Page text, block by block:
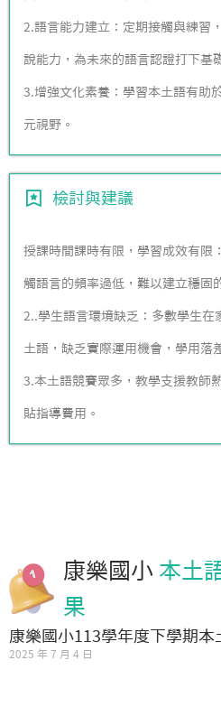
2.語言能力建立：定期接觸與練習
說能力，為未來的語言認證打下基
3.增強文化素養：學習本土語有助
元視野。
檢討與建議
授課時間課時有限，學習成效有限
觸語言的頻率過低，難以建立穩固
2..學生語言環境缺乏：多數學生在
土語，缺乏實際運用機會，學用落
3.本土語競賽眾多，教學支援教師
貼指導費用。
康樂國小 本土
果
康樂國小113學年度下學期本
2025 年 7 月 4 日